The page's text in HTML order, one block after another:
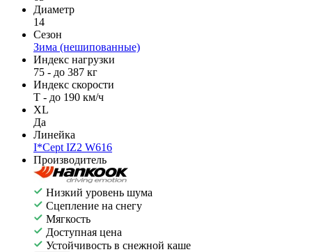
Диаметр
14
Сезон
Зима (нешипованные)
Индекс нагрузки
75 - до 387 кг
Индекс скорости
T - до 190 км/ч
XL
Да
Линейка
I*Cept IZ2 W616
Производитель
Низкий уровень шума
Сцепление на снегу
Мягкость
Доступная цена
Устойчивость в снежной каше